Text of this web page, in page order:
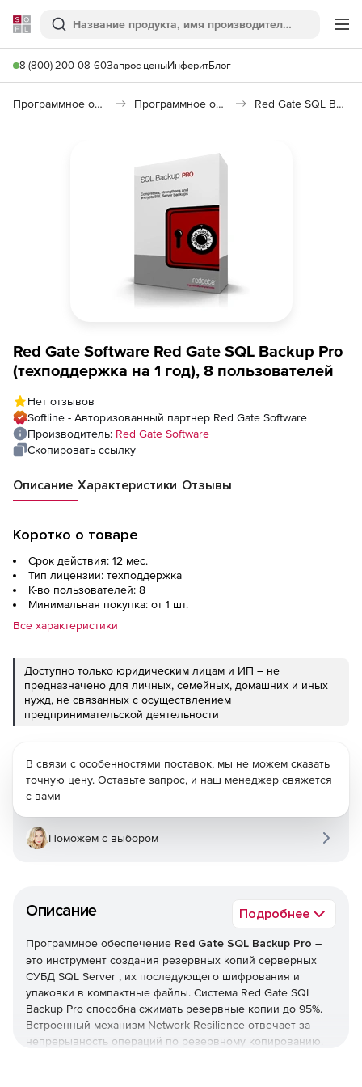
Softline
Поиск
8 (800) 200-08-60Запрос ценыИнферитБлог
Программное обеспечение для работы с файлами и дисками Программное обеспечение для резервного копирования Red Gate SQL Backup Pro
Red Gate Software Red Gate SQL Backup Pro
(техподдержка на 1 год), 8 пользователей
Нет отзывов
Softline - Авторизованный партнер Red Gate Software
Производитель: Red Gate Software
Скопировать ссылку
Описание Характеристики Отзывы
Коротко о товаре
Срок действия: 12 мес.
Тип лицензии: техподдержка
К-во пользователей: 8
Минимальная покупка: от 1 шт.
Все характеристики
Доступно только юридическим лицам и ИП – не
предназначено для личных, семейных, домашних и иных
нужд, не связанных с осуществлением
предпринимательской деятельности
Описание Подробнее
Программное обеспечение Red Gate SQL Backup Pro –
это инструмент создания резервных копий серверных
СУБД SQL Server , их последующего шифрования и
упаковки в компактные файлы. Система Red Gate SQL
Backup Pro способна сжимать резервные копии до 95%.
Встроенный механизм Network Resilience отвечает за
непрерывность операций по резервному копированию.
В связи с особенностями поставок, мы не можем сказать
точную цену. Оставьте запрос, и наш менеджер свяжется
с вами
Поможем с выбором